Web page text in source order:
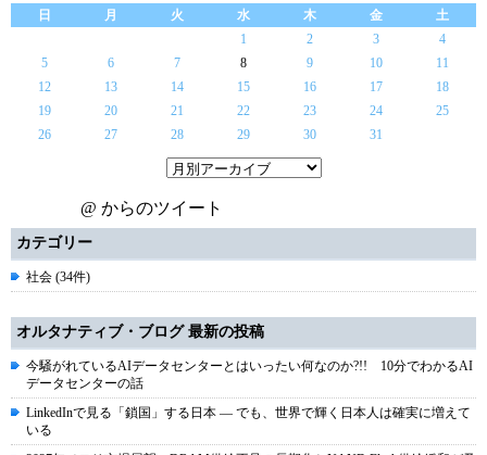
日
月 火 水 木 金
土
1
2 3
4
5
6 7 8 9 10
11
12
13 14 15 16 17
18
19
20 21 22 23 24
25
26
27 28 29 30 31
@ からのツイート
カテゴリー
社会 (34件)
オルタナティブ・ブログ 最新の投稿
今騒がれているAIデータセンターとはいったい何なのか?!! 10分でわかるAI
データセンターの話
LinkedInで見る「鎖国」する日本 ― でも、世界で輝く日本人は確実に増えて
いる